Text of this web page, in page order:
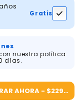
Gratis
nuestra política
días.
AHORA - $229.99